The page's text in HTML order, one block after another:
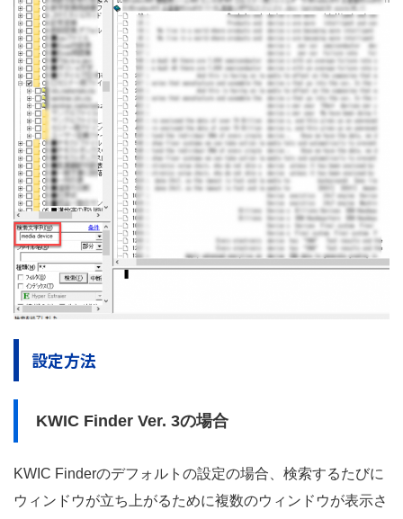
設定方法
KWIC Finder Ver. 3の場合
KWIC Finderのデフォルトの設定の場合、検索するたびに
ウィンドウが立ち上がるために複数のウィンドウが表示さ